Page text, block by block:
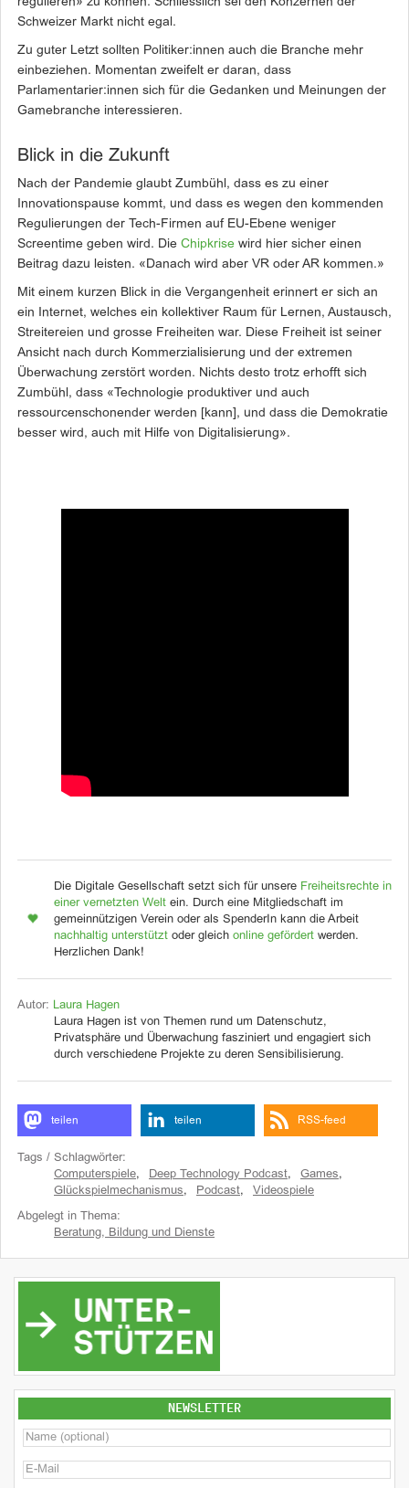
Schweizer Markt nicht egal.
Zu guter Letzt sollten Politiker:innen auch die Branche mehr
einbeziehen. Momentan zweifelt er daran, dass
Parlamentarier:innen sich für die Gedanken und Meinungen der
Gamebranche interessieren.
Blick in die Zukunft
Nach der Pandemie glaubt Zumbühl, dass es zu einer
Innovationspause kommt, und dass es wegen den kommenden
Regulierungen der Tech-Firmen auf EU-Ebene weniger
Screentime geben wird. Die Chipkrise wird hier sicher einen
Beitrag dazu leisten. «Danach wird aber VR oder AR kommen.»
Mit einem kurzen Blick in die Vergangenheit erinnert er sich an
ein Internet, welches ein kollektiver Raum für Lernen, Austausch,
Streitereien und grosse Freiheiten war. Diese Freiheit ist seiner
Ansicht nach durch Kommerzialisierung und der extremen
Überwachung zerstört worden. Nichts desto trotz erhofft sich
Zumbühl, dass «Technologie produktiver und auch
ressourcenschonender werden [kann], und dass die Demokratie
besser wird, auch mit Hilfe von Digitalisierung».
Die Digitale Gesellschaft setzt sich für unsere Freiheitsrechte in
einer vernetzten Welt ein. Durch eine Mitgliedschaft im
gemeinnützigen Verein oder als SpenderIn kann die Arbeit
nachhaltig unterstützt oder gleich online gefördert werden.
Herzlichen Dank!
Autor: Laura Hagen
Laura Hagen ist von Themen rund um Datenschutz,
Privatsphäre und Überwachung fasziniert und engagiert sich
durch verschiedene Projekte zu deren Sensibilisierung.
teilen teilen RSS-feed
Tags / Schlagwörter:
Computerspiele, Deep Technology Podcast, Games,
Glückspielmechanismus, Podcast, Videospiele
Abgelegt in Thema:
Beratung, Bildung und Dienste
NEWSLETTER